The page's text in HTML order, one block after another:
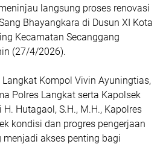
langsung proses renovasi
Bhayangkara di Dusun XI Kota
Kecamatan Secanggang
(27/4/2026).
Kompol Vivin Ayuningtias,
Polres Langkat serta Kapolsek
Hutagaol, S.H., M.H., Kapolres
kondisi dan progres pengerjaan
akses penting bagi